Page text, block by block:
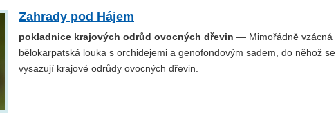
Zahrady pod Hájem
pokladnice krajových odrůd ovocných dřevin — Mimořádně vzácná
bělokarpatská louka s orchidejemi a genofondovým sadem, do něhož se
vysazují krajové odrůdy ovocných dřevin.